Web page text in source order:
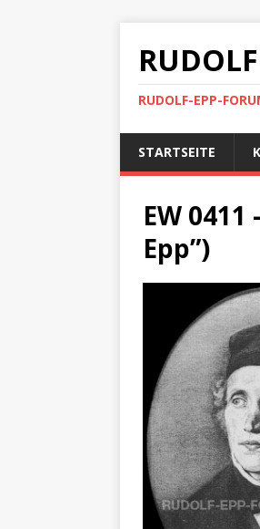
RUDOLF-EPP-
STARTSEITE
EW
Epp”)